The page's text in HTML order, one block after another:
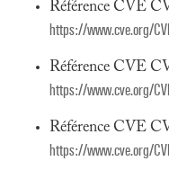
Référence CVE
https://www.cve.org/
Référence CVE
https://www.cve.org/
Référence CVE
https://www.cve.org/